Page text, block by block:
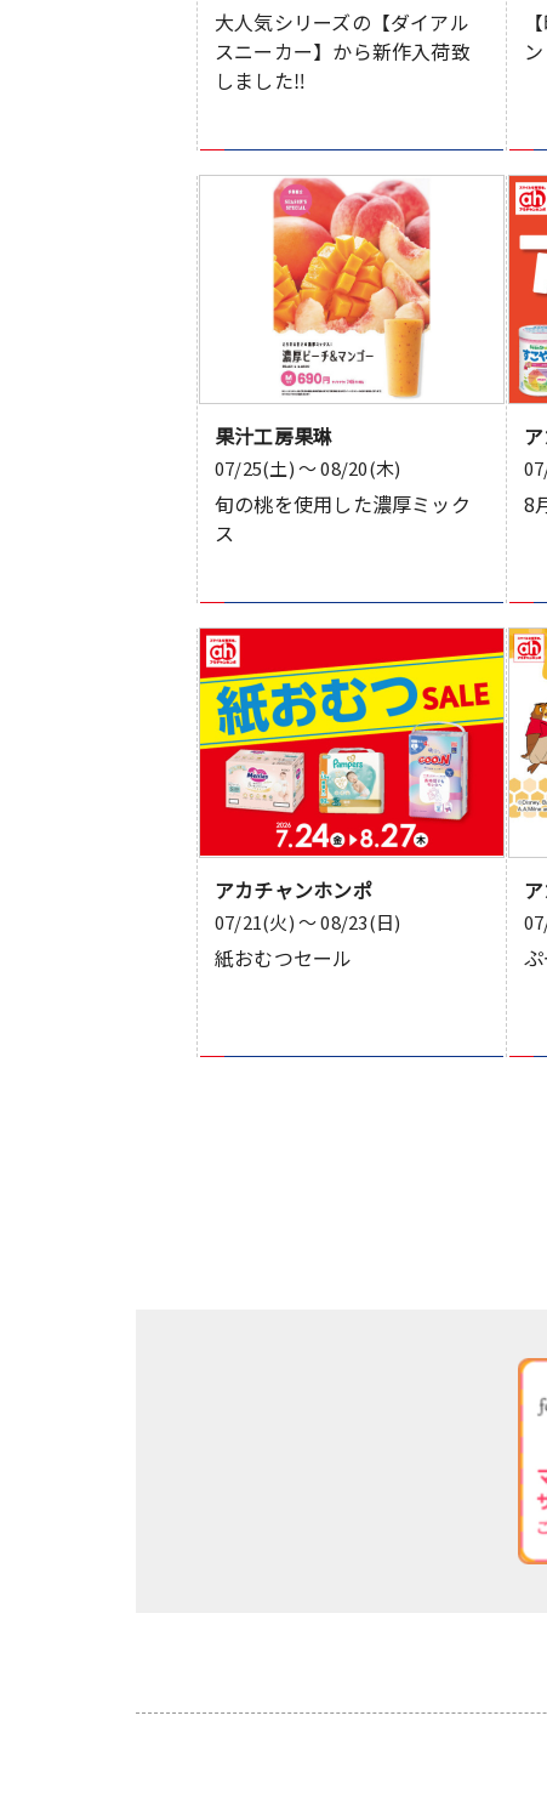
大人気シリーズの【ダイアル
スニーカー】から新作入荷致
しました‼
果汁工房果琳
07/25(土) 〜 08/20(木)
旬の桃を使用した濃厚ミック
ス
8
アカチャンホンポ
07/21(火) 〜 08/23(日)
紙おむつセール